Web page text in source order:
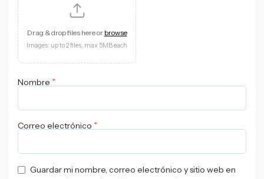
Drag & drop files here or browse
Images: up to 2 files, max 5MB each
Nombre *
Correo electrónico *
Guardar mi nombre, correo electrónico y sitio web en